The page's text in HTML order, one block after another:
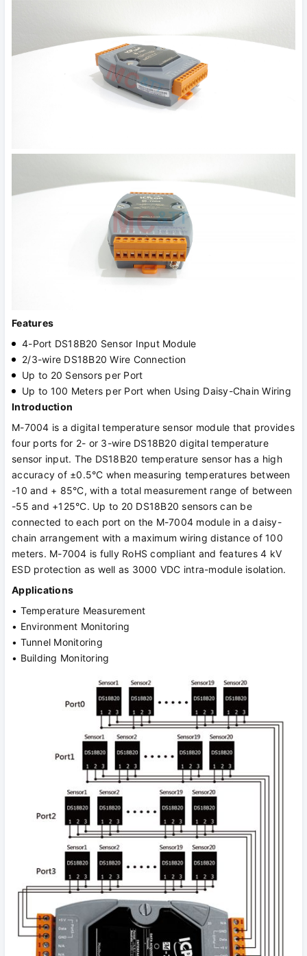
Features
4-Port DS18B20 Sensor Input Module
2/3-wire DS18B20 Wire Connection
Up to 20 Sensors per Port
Up to 100 Meters per Port when Using Daisy-Chain Wiring
Introduction
M-7004 is a digital temperature sensor module that provides
four ports for 2- or 3-wire DS18B20 digital temperature
sensor input. The DS18B20 temperature sensor has a high
accuracy of ±0.5°C when measuring temperatures between
-10 and + 85°C, with a total measurement range of between
-55 and +125°C. Up to 20 DS18B20 sensors can be
connected to each port on the M-7004 module in a daisy-
chain arrangement with a maximum wiring distance of 100
meters. M-7004 is fully RoHS compliant and features 4 kV
ESD protection as well as 3000 VDC intra-module isolation.
Applications
• Temperature Measurement
• Environment Monitoring
• Tunnel Monitoring
• Building Monitoring